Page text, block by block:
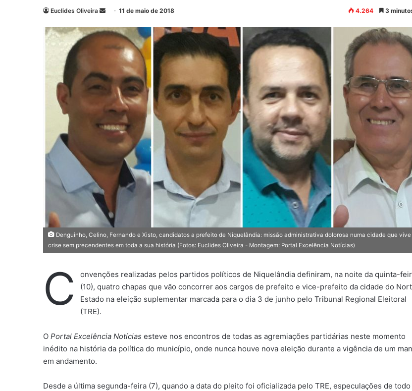
Euclides Oliveira
n
d
m
a
11 de maio de 2018 4.264 3
Denguinho, Celino, Fernando e Xisto, candidatos a prefeito de Niquelândia: missão administrativa dolorosa numa cidade que vive
crise sem precendentes em toda a sua história (Fotos: Euclides Oliveira - Montagem: Portal Excelência Notícias)
C
onvenções realizadas pelos partidos políticos de Niquelândia definiram, na noite da quinta-
(10), quatro chapas que vão concorrer aos cargos de prefeito e vice-prefeito da cidade do
Estado na eleição suplementar marcada para o dia 3 de junho pelo Tribunal Regional Eleitoral
(TRE).
O Portal Excelência Notícias esteve nos encontros de todas as agremiações partidárias neste momento
inédito na história da política do município, onde nunca houve nova eleição durante a vigência de um
em andamento.
Desde a última segunda-feira (7), quando a data do pleito foi oficializada pelo TRE, especulações de todo